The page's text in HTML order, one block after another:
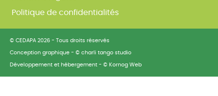
Politique de confidentialités
© CEDAPA 2026 - Tous droits réservés
Conception graphique - © charli tango studio
Développement et hébergement - © Kornog Web